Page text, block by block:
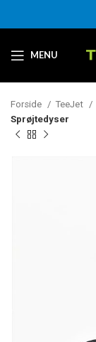
MENU
Forside TeeJet
Sprøjtedyser